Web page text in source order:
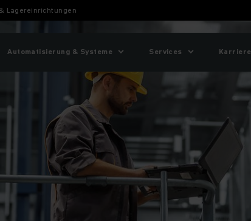
Lagereinrichtungen
Automatisierung & Systeme Services Karriere